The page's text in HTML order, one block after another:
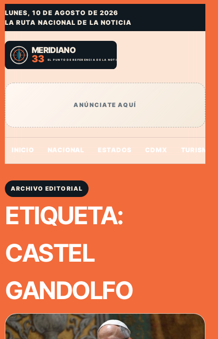
LUNES, 10 DE AGOSTO DE 2026
LA RUTA NACIONAL DE LA NOTICIA
ANÚNCIATE AQUÍ
INICIO NACIONAL ESTADOS CDMX TURISMO
ARCHIVO EDITORIAL
ETIQUETA:
CASTEL
GANDOLFO